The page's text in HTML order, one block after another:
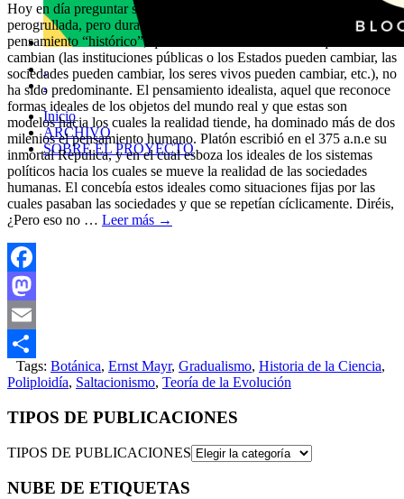
.
.
Inicio
ARCHIVO
SOBRE EL PROYECTO
Hoy en día preguntar si “las cosas cambian” parece una
perogrullada, pero durante la historia de la humanidad el
pensamiento “histórico”, que así se define el reconocer que las cosas
cambian (las instituciones públicas o los Estados pueden cambiar, las
sociedades pueden cambiar, los seres vivos pueden cambiar, etc.), no
ha sido predominante. El pensamiento idealista, aquel que reconoce
formas ideales de los objetos del mundo real y que estas son
modelos hacia los cuales la realidad tiende, ha dominado más de dos
milenios el pensamiento humano. Platón escribió en el 375 a.n.e su
inmortal Repulica, y en el cual esboza los ideales de los sistemas
políticos hacia los cuales se mueve la realidad de las sociedades
humanas. El concebía estos ideales como situaciones fijas por las
cuales pasaban las sociedades y que se repetían cíclicamente. Diréis,
¿Pero eso no … Leer más →
Facebook
Mastodon
Email
Compartir
Tags: Botánica, Ernst Mayr, Gradualismo, Historia de la Ciencia,
Poliploidía, Saltacionismo, Teoría de la Evolución
TIPOS DE PUBLICACIONES
TIPOS DE PUBLICACIONES
NUBE DE ETIQUETAS